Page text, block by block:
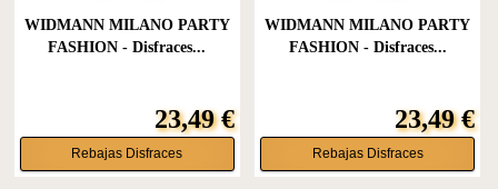
WIDMANN MILANO PARTY
FASHION - Disfraces...
23,49 €
Rebajas Disfraces
WIDMANN MILANO PARTY
FASHION - Disfraces...
23,49 €
Rebajas Disfraces